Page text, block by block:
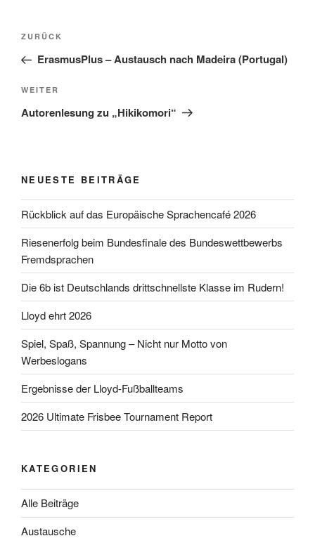
Beitragsnavigation
Vorheriger
Beitrag
ZURÜCK
ErasmusPlus – Austausch nach Madeira (Portugal)
Nächster
Beitrag
WEITER
Autorenlesung zu „Hikikomori“
NEUESTE BEITRÄGE
Rückblick auf das Europäische Sprachencafé 2026
Riesenerfolg beim Bundesfinale des Bundeswettbewerbs
Fremdsprachen
Die 6b ist Deutschlands drittschnellste Klasse im Rudern!
Lloyd ehrt 2026
Spiel, Spaß, Spannung – Nicht nur Motto von
Werbeslogans
Ergebnisse der Lloyd-Fußballteams
2026 Ultimate Frisbee Tournament Report
KATEGORIEN
Alle Beiträge
Austausche